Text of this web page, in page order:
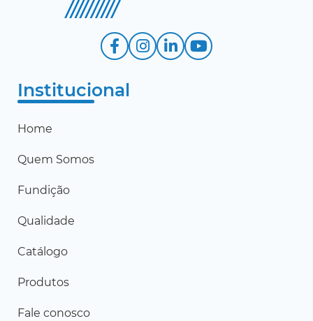
Institucional
Home
Quem Somos
Fundição
Qualidade
Catálogo
Produtos
Fale conosco